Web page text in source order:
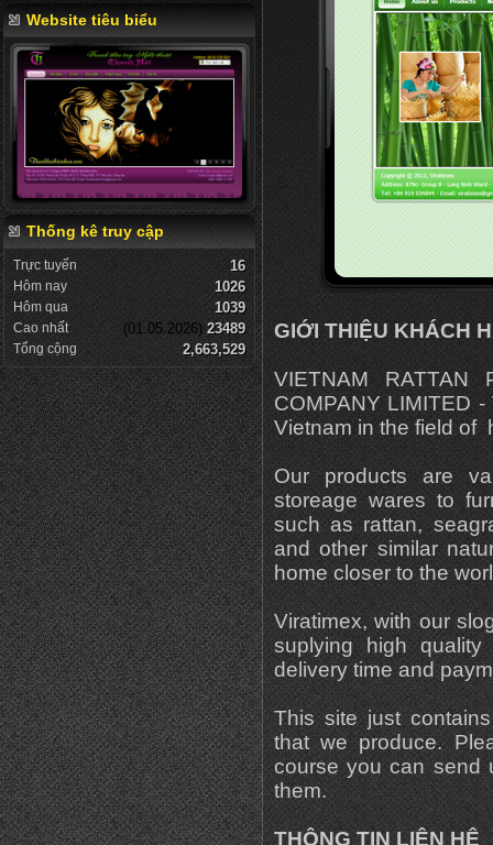
Website tiêu biểu
Thống kê truy cập
Trực tuyến 16
Hôm nay 1026
Hôm qua 1039
Cao nhất (01.05.2026) 23489
Tổng cộng 2,663,529
GIỚI THIỆU KHÁCH
VIETNAM RATTAN
COMPANY LIMITED
Vietnam in the field of
Our products are
storeage wares to
such as rattan,
and other similar
home closer to the
Viratimex, with our
suplying high quality
delivery time and
This site just
that we produce.
course you can send
them.
THÔNG TIN LIÊN HỆ